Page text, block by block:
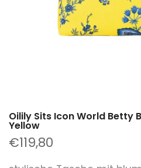
Oilily Sits Icon World Betty
Yellow
€119,80